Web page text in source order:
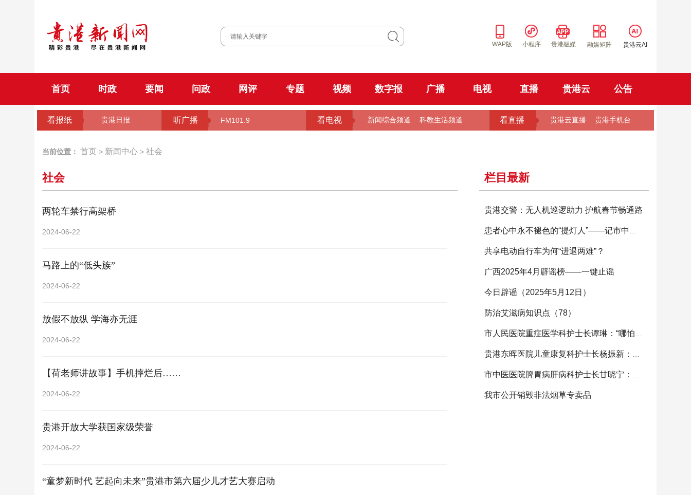
WAP版 小程序 贵港融媒 融媒矩阵 贵港云AI
首页 时政 要闻 问政 网评 专题 视频 数字报 广播 电视 直播 贵港云 公告
看报纸 贵港日报 听广播 FM101.9 看电视 新闻综合频道 科教生活频道 看直播 贵港云直播 贵港手机台
当前位置： 首页 > 新闻中心 > 社会
社会
两轮车禁行高架桥
2024-06-22
马路上的“低头族”
2024-06-22
放假不放纵 学海亦无涯
2024-06-22
【荷老师讲故事】手机摔烂后……
2024-06-22
贵港开放大学获国家级荣誉
2024-06-22
“童梦新时代 艺起向未来”贵港市第六届少儿才艺大赛启动
栏目最新
贵港交警：无人机巡逻助力 护航春节畅通路
共享电动自行车为何“进退两难”？
广西2025年4月辟谣榜——一键止谣
今日辟谣（2025年5月12日）
防治艾滋病知识点（78）
我市公开销毁非法烟草专卖品